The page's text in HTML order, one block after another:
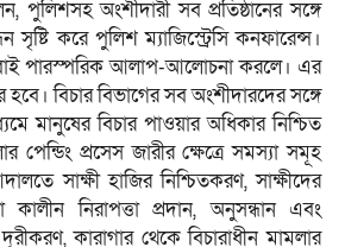
পুলিশসহ অংশীদারী সব প্রতিষ্ঠানের সঙ্গে
সৃষ্টি করে পুলিশ ম্যাজিস্ট্রেসি কনফারেন্স।
পারস্পরিক আলাপ-আলোচনা করলে। এর
হবে। বিচার বিভাগের সব অংশীদারদের সঙ্গে
মানুষের বিচার পাওয়ার অধিকার নিশ্চিত
পেন্ডিং প্রসেস জারীর ক্ষেত্রে সমস্যা সমূহ
সাক্ষী হাজির নিশ্চিতকরণ, সাক্ষীদের
নিরাপত্তা প্রদান, অনুসন্ধান এবং
কারাগার থেকে বিচারাধীন মামলার